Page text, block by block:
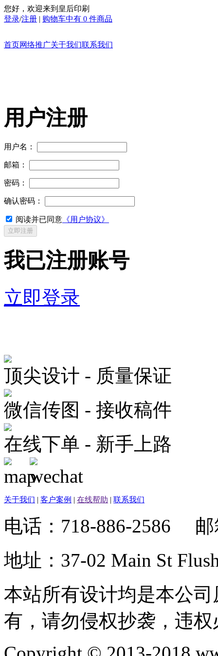
您好，欢迎来到皇后印刷
登录/注册 | 购物车中有 0 件商品
首页网络推广关于我们联系我们
用户注册
用户名：
邮箱：
密码：
确认密码：
阅读并已同意 《用户协议》
我已注册账号
立即登录
顶尖设计 - 质量保证
微信传图 - 接收稿件
在线下单 - 新手上路
关于我们 | 客户案例 | 在线帮助 | 联系我们
电话：718-886-2586 邮
地址：37-02 Main St
本站所有设计均是本公
有，请勿侵权抄袭，违